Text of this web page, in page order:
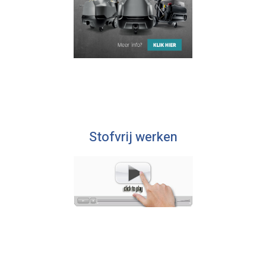
Stofvrij werken